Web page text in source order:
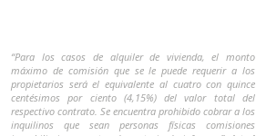
“Para los casos de alquiler de vivienda, el monto
máximo de comisión que se le puede requerir a los
propietarios será el equivalente al cuatro con quince
centésimos por ciento (4,15%) del valor total del
respectivo contrato. Se encuentra prohibido cobrar a los
inquilinos que sean personas físicas comisiones